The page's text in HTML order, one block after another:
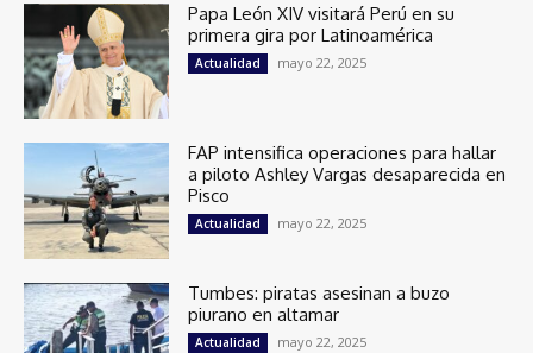
Papa León XIV visitará Perú en su
primera gira por Latinoamérica
Actualidad mayo 22, 2025
FAP intensifica operaciones para hallar
a piloto Ashley Vargas desaparecida en
Pisco
Actualidad mayo 22, 2025
Tumbes: piratas asesinan a buzo
piurano en altamar
Actualidad mayo 22, 2025